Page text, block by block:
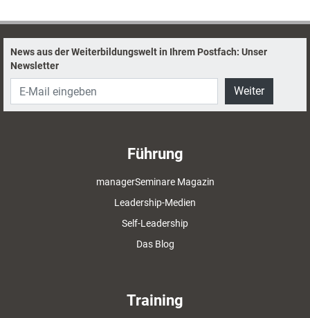
News aus der Weiterbildungswelt in Ihrem Postfach: Unser
Newsletter
Weiter
Führung
managerSeminare Magazin
Leadership-Medien
Self-Leadership
Das Blog
Training